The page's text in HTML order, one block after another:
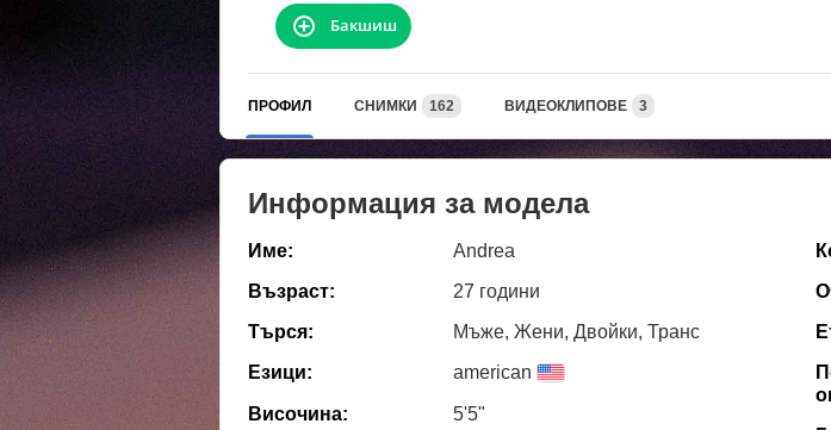
Бакшиш
ПРОФИЛ СНИМКИ 162 ВИДЕОКЛИПОВЕ 3
Информация за модела
Име:
Andrea
Възраст:
27 години
Търся:
Мъже, Жени, Двойки, Транс
Езици:
american
Височина:
5'5"